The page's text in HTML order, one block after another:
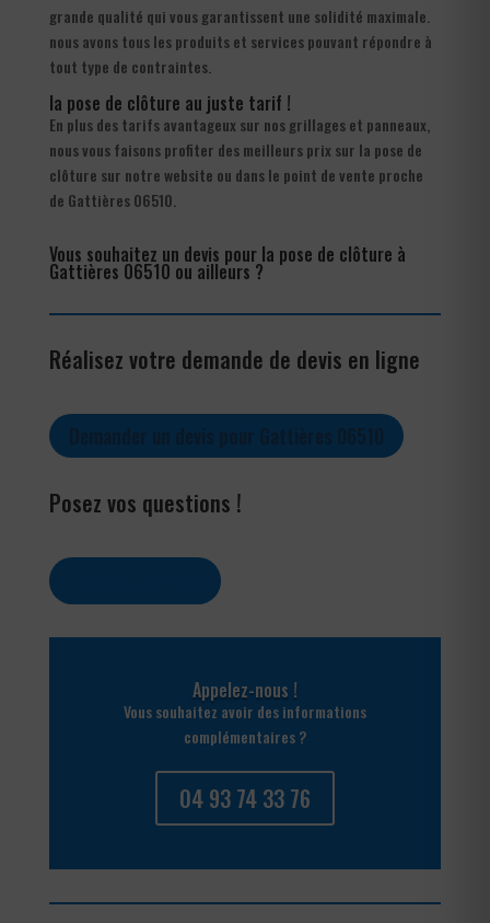
grande qualité qui vous garantissent une solidité maximale.
nous avons tous les produits et services pouvant répondre à
tout type de contraintes.
la pose de clôture au juste tarif !
En plus des tarifs avantageux sur nos grillages et panneaux,
nous vous faisons profiter des meilleurs prix sur la pose de
clôture sur notre website ou dans le point de vente proche
de Gattières 06510.
Vous souhaitez un devis pour la pose de clôture à
Gattières 06510 ou ailleurs ?
Réalisez votre demande de devis en ligne
Posez vos questions !
Appelez-nous !
Vous souhaitez avoir des informations
complémentaires ?
04 93 74 33 76